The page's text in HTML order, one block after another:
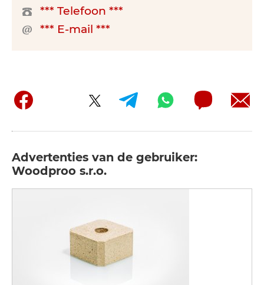
*** Telefoon ***
*** E-mail ***
Advertenties van de gebruiker:
Woodproo s.r.o.